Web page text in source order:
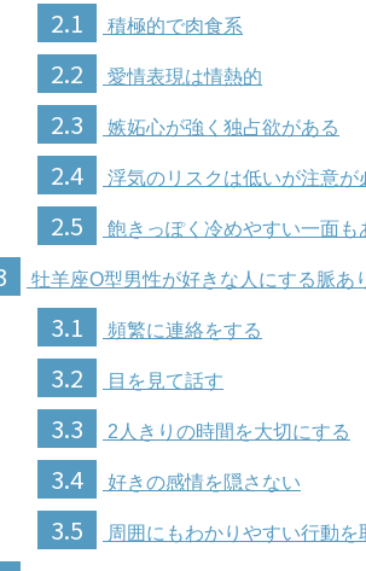
2.1 積極的で肉食系
2.2 愛情表現は情熱的
2.3 嫉妬心が強く独占欲がある
2.4 浮気のリスクは低いが注意が
2.5 飽きっぽく冷めやすい一面も
牡羊座O型男性が好きな人にする脈あ
3.1 頻繁に連絡をする
3.2 目を見て話す
3.3 2人きりの時間を大切にする
3.4 好きの感情を隠さない
3.5 周囲にもわかりやすい行動を